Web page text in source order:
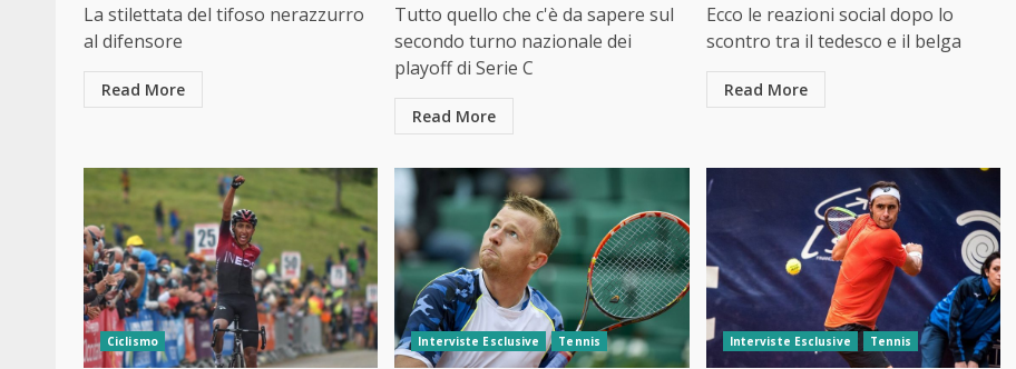
La stilettata del tifoso nerazzurro
al difensore
Read More
Tutto quello che c'è da sapere sul
secondo turno nazionale dei
playoff di Serie C
Read More
Ecco le reazioni social dopo lo
scontro tra il tedesco e il belga
Read More
Ciclismo Interviste Esclusive Tennis Interviste Esclusive Tennis